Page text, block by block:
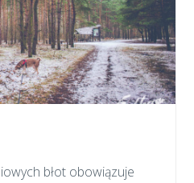
błot obowiązuje